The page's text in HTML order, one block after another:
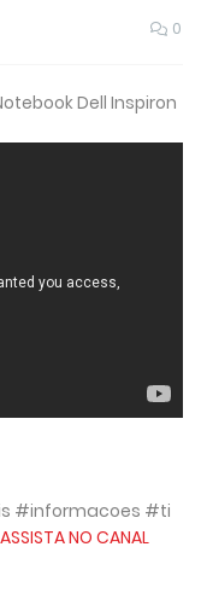
0
Dell Inspiron
#informacoes #ti
ASSISTA NO CANAL